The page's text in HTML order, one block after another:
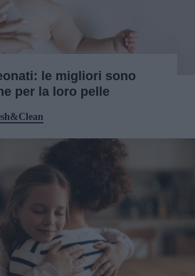
le migliori sono
per la loro pelle